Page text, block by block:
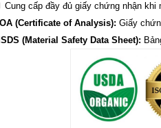
Cung cấp đầy đủ giấy chứng nhận
(Certificate of Analysis): Giấy
(Material Safety Data Sheet):